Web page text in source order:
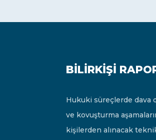
BILIRKIŞI
Hukuki süreçlerde dava
ve kovuşturma
kişilerden alınacak